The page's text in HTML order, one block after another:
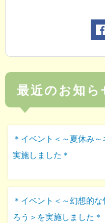
最近のお知ら
＊イベント＜～夏休み
実施しました＊
＊イベント＜～幻想的
ろう＞を実施しました＊